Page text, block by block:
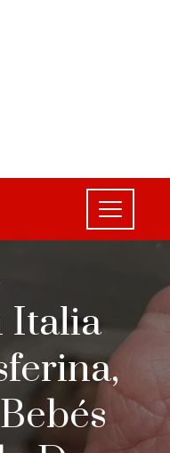
Italia